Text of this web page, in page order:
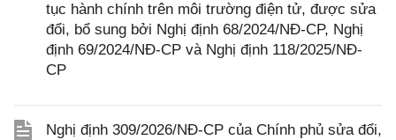
tục hành chính trên môi trường điện tử, được sửa
đổi, bổ sung bởi Nghị định 68/2024/NĐ-CP, Nghị
định 69/2024/NĐ-CP và Nghị định 118/2025/NĐ-
CP
Nghị định 309/2026/NĐ-CP của Chính phủ sửa đổi,